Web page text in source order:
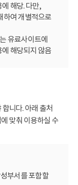
해당. 다만,
하여 개별적으로
유료사이트에
해당되지 않음
니다. 아래 출처
맞춰 이용하실 수
부서를 포함할